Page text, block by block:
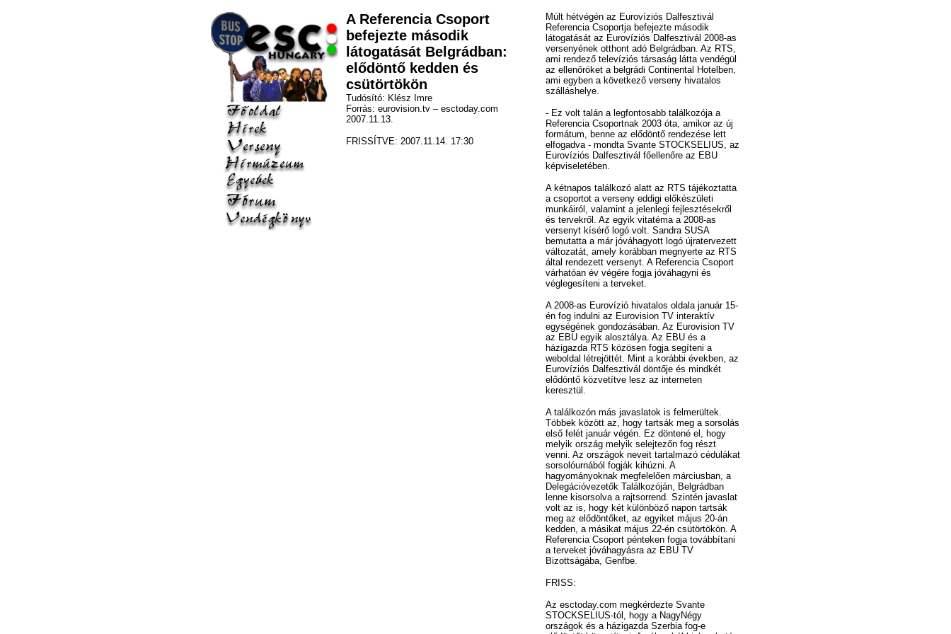
A Referencia Csoport
befejezte második
látogatását Belgrádban:
elődöntő kedden és
csütörtökön
Tudósító: Klész Imre
Forrás: eurovision.tv – esctoday.com
2007.11.13.
FRISSÍTVE: 2007.11.14. 17:30
Múlt hétvégén az Eurovíziós Dalfesztivál
Referencia Csoportja befejezte második
látogatását az Eurovíziós Dalfesztivál 2008-as
versenyének otthont adó Belgrádban. Az RTS,
ami rendező televíziós társaság látta vendégül
az ellenőröket a belgrádi Continental Hotelben,
ami egyben a következő verseny hivatalos
szálláshelye.
- Ez volt talán a legfontosabb találkozója a
Referencia Csoportnak 2003 óta, amikor az új
formátum, benne az elődöntő rendezése lett
elfogadva - mondta Svante STOCKSELIUS, az
Eurovíziós Dalfesztivál főellenőre az EBU
képviseletében.
A kétnapos találkozó alatt az RTS tájékoztatta
a csoportot a verseny eddigi előkészületi
munkáiról, valamint a jelenlegi fejlesztésekről
és tervekről. Az egyik vitatéma a 2008-as
versenyt kísérő logó volt. Sandra SUSA
bemutatta a már jóváhagyott logó újratervezett
változatát, amely korábban megnyerte az RTS
által rendezett versenyt. A Referencia Csoport
várhatóan év végére fogja jóváhagyni és
véglegesíteni a terveket.
A 2008-as Eurovízió hivatalos oldala január 15-
én fog indulni az Eurovision TV interaktív
egységének gondozásában. Az Eurovision TV
az EBU egyik alosztálya. Az EBU és a
házigazda RTS közösen fogja segíteni a
weboldal létrejöttét. Mint a korábbi években, az
Eurovíziós Dalfesztivál döntője és mindkét
elődöntő közvetítve lesz az interneten
keresztül.
A találkozón más javaslatok is felmerültek.
Többek között az, hogy tartsák meg a sorsolás
első felét január végén. Ez döntené el, hogy
melyik ország melyik selejtezőn fog részt
venni. Az országok neveit tartalmazó cédulákat
sorsolóurnából fogják kihúzni. A
hagyományoknak megfelelően márciusban, a
Delegációvezetők Találkozóján, Belgrádban
lenne kisorsolva a rajtsorrend. Szintén javaslat
volt az is, hogy két különböző napon tartsák
meg az elődöntőket, az egyiket május 20-án
kedden, a másikat május 22-én csütörtökön. A
Referencia Csoport pénteken fogja továbbítani
a terveket jóváhagyásra az EBU TV
Bizottságába, Genfbe.
FRISS:
Az esctoday.com megkérdezte Svante
STOCKSELIUS-tól, hogy a NagyNégy
országok és a házigazda Szerbia fog-e